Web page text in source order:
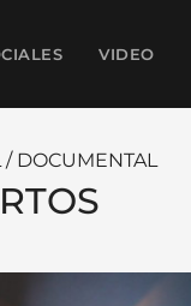
VIDEO
/ DOCUMENTAL